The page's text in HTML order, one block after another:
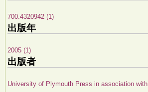
700.4320942 (1)
出版年
2005 (1)
出版者
University of Plymouth Press in association with